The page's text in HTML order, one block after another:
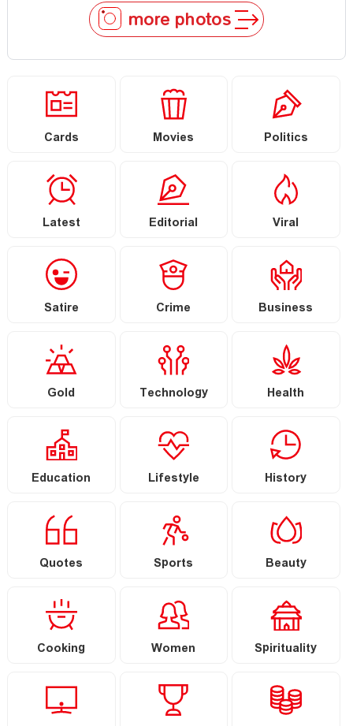
more photos
Cards Movies Politics
Latest Editorial Viral
Satire Crime Business
Gold Technology Health
Education Lifestyle History
Quotes Sports Beauty
Cooking Women Spirituality